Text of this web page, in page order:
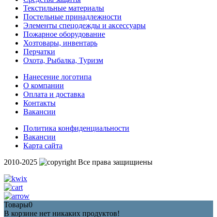
Текстильные материалы
Постельные принадлежности
Элементы спецодежды и аксессуары
Пожарное оборудование
Хозтовары, инвентарь
Перчатки
Охота, Рыбалка, Туризм
Нанесение логотипа
О компании
Оплата и доставка
Контакты
Вакансии
Политика конфиденциальности
Вакансии
Карта сайта
2010-2025
Все права защищиены
Товары0
В корзине нет никаких продуктов!